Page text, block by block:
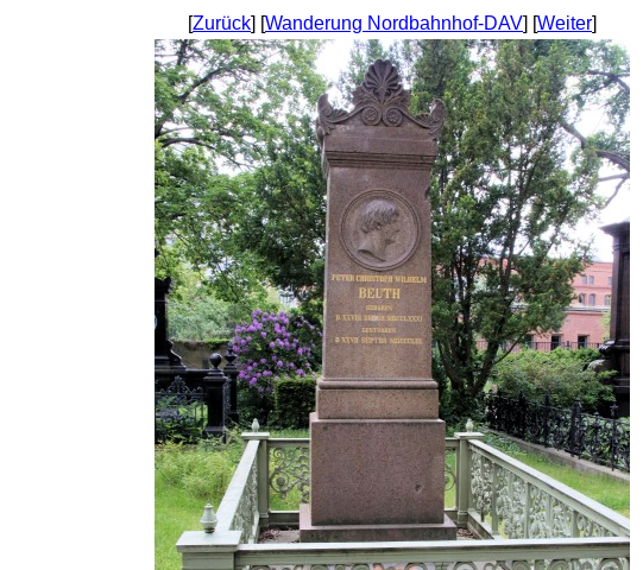
[Zurück] [Wanderung Nordbahnhof-DAV] [Weiter]